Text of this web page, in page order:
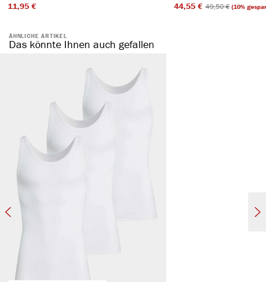
11,95 €​ 44,55 €​ 49,50 €​(10%
ÄHNLICHE ARTIKEL
Das könnte Ihnen auch gefallen